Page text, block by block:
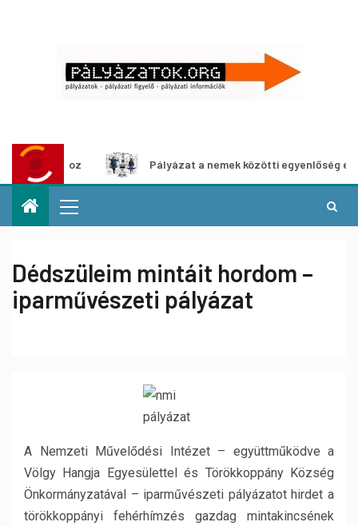
Pályázat a nemek közötti egyenlőség európai
Dédszüleim mintáit hordom –
iparművészeti pályázat
A Nemzeti Művelődési Intézet – együttműködve a
Völgy Hangja Egyesülettel és Törökkoppány Község
Önkormányzatával – iparművészeti pályázatot hirdet a
törökkoppányi fehérhímzés gazdag mintakincsének